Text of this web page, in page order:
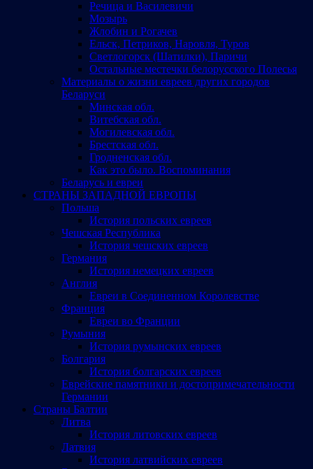
Речица и Василевичи
Мозырь
Жлобин и Рогачев
Ельск, Петриков, Наровля, Туров
Светлогорск (Шатилки), Паричи
Остальные местечки белорусского Полесья
Материалы о жизни евреев других городов
Беларуси
Минская обл.
Витебская обл.
Могилевская обл.
Брестская обл.
Гродненская обл.
Как это было. Воспоминания
Беларусь и евреи
СТРАНЫ ЗАПАДНОЙ ЕВРОПЫ
Польша
История польских евреев
Чешская Республика
История чешских евреев
Германия
История немецких евреев
Англия
Евреи в Соединенном Королевстве
Франция
Евреи во Франции
Румыния
История румынских евреев
Болгария
История болгарских евреев
Еврейские памятники и достопримечательности
Германии
Страны Балтии
Литва
История литовских евреев
Латвия
История латвийских евреев